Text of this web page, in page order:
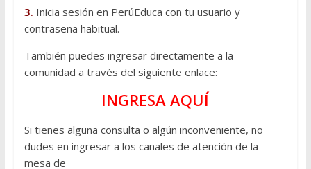
3. Inicia sesión en PerúEduca con tu usuario y
contraseña habitual.
También puedes ingresar directamente a la
comunidad a través del siguiente enlace:
INGRESA AQUÍ
Si tienes alguna consulta o algún inconveniente, no
dudes en ingresar a los canales de atención de la
mesa de